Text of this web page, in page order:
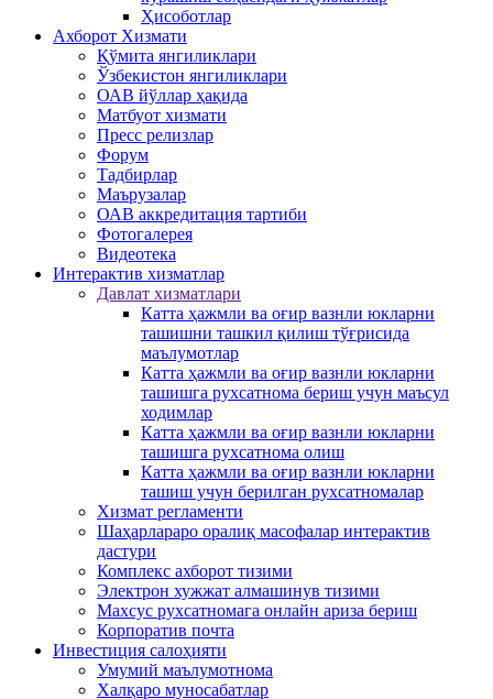
Ҳисоботлар
Ахборот Хизмати
Қўмита янгиликлари
Ўзбекистон янгиликлари
ОАВ йўллар ҳақида
Матбуот xизмати
Пресс релизлар
Форум
Тадбирлар
Маърузалар
ОАВ аккредитация тартиби
Фотогалерея
Видеотека
Интерактив xизматлар
Давлат хизматлари
Катта ҳажмли ва оғир вазнли юкларни
ташишни ташкил қилиш тўғрисида
маълумотлар
Катта ҳажмли ва оғир вазнли юкларни
ташишга рухсатнома бериш учун маъсул
ходимлар
Катта ҳажмли ва оғир вазнли юкларни
ташишга рухсатнома олиш
Катта ҳажмли ва оғир вазнли юкларни
ташиш учун берилган рухсатномалар
Хизмат регламенти
Шаҳарлараро оралиқ масофалар интерактив
дастури
Комплекс ахборот тизими
Электрон хужжат алмашинув тизими
Махсус рухсатномага онлайн ариза бериш
Корпоратив почта
Инвестиция салоҳияти
Умумий маълумотнома
Xалқаро муносабатлар